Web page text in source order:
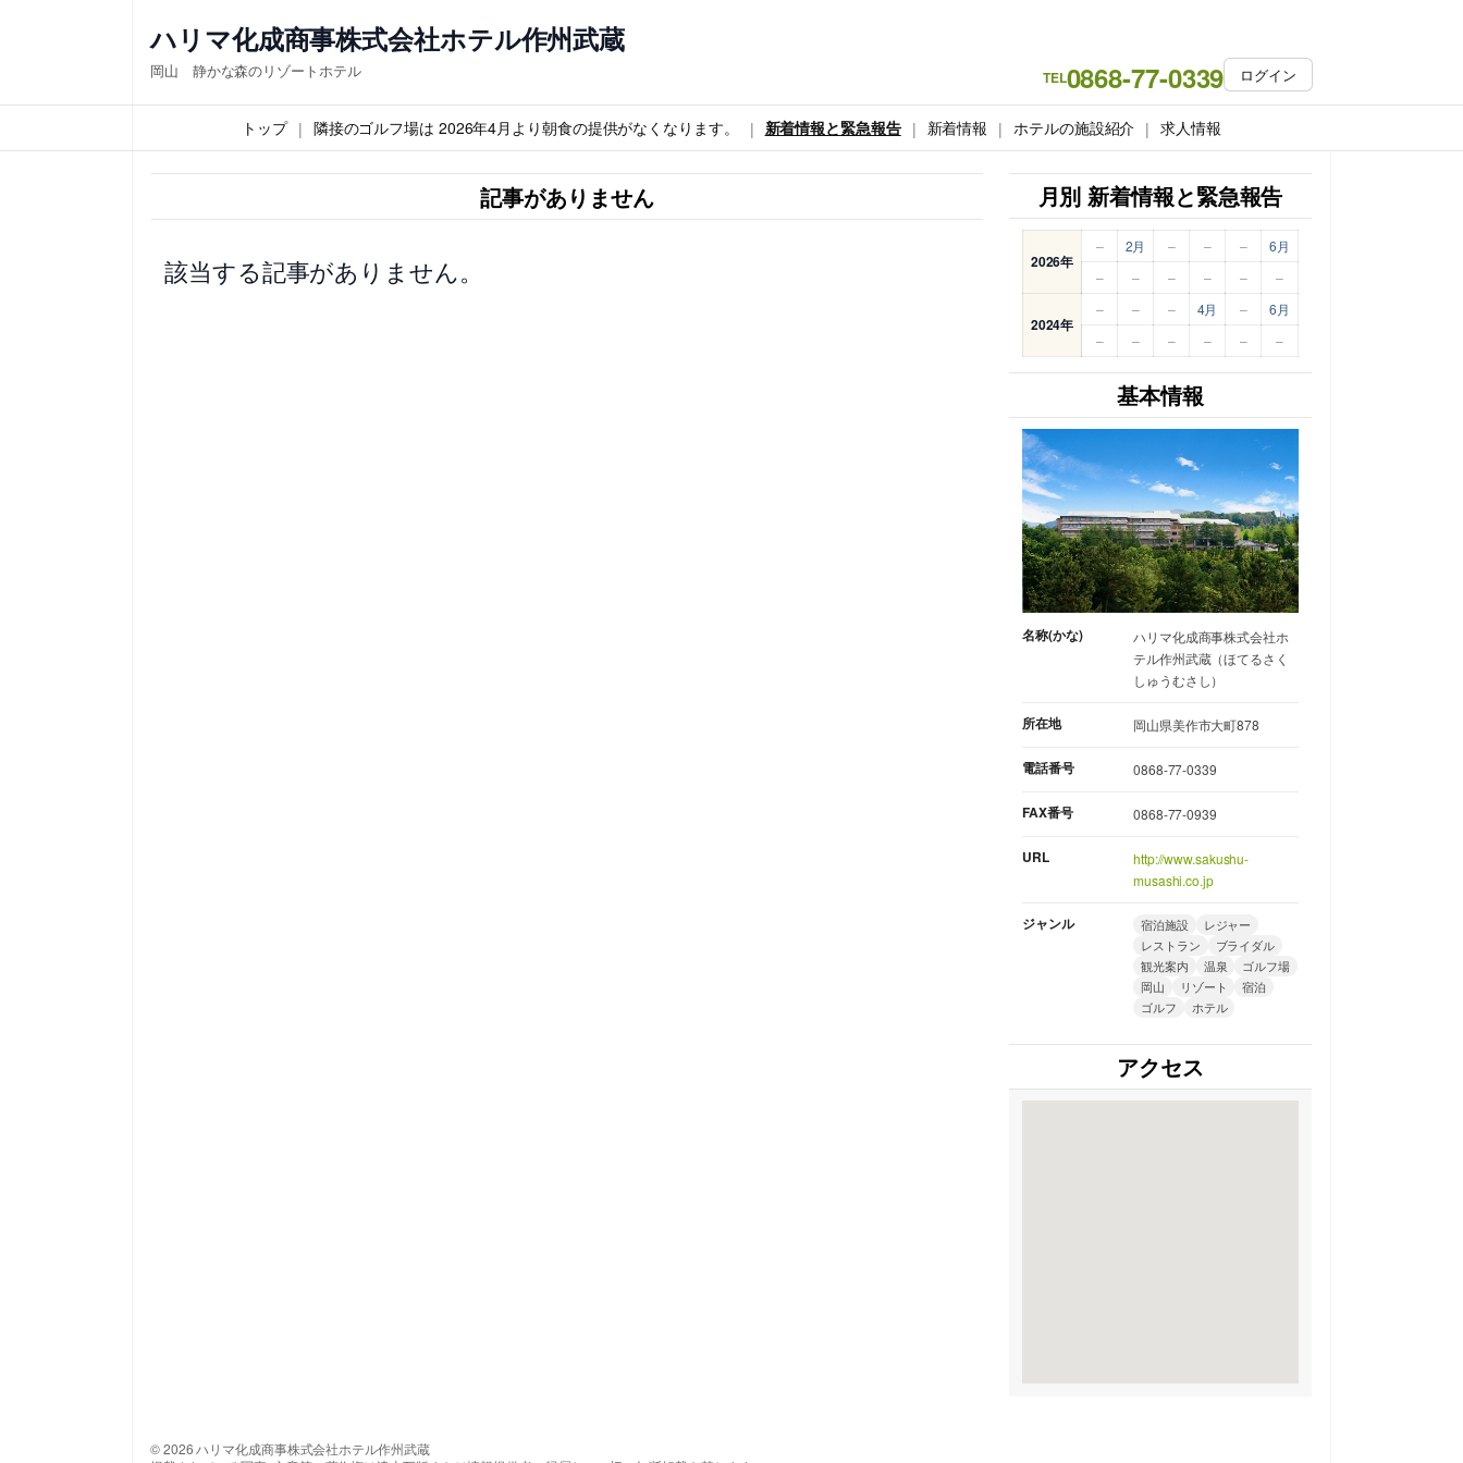
ス
キ
ハリマ化成商事株式会社ホテル作州武蔵
岡山 静かな森のリゾートホテル TEL0868-77-0339 ログイン
トップ 隣接のゴルフ場は 2026年4月より朝食の提供がなくなります。 新着情報と緊急報告 新着情報 ホテルの施設紹介 求人情報
記事がありません
該当する記事がありません。
月別 新着情報と緊急報告
2026年
– 2月 – – –
6月
–
– – – – –
2024年
– – – 4月 –
6月
–
– – – – –
基本情報
名称(かな)
ハリマ化成商事株式会社ホ
テル作州武蔵（ほてるさく
しゅうむさし）
所在地 岡山県美作市大町878
電話番号 0868-77-0339
FAX番号 0868-77-0939
URL
http://www.sakushu-
musashi.co.jp
ジャンル 宿泊施設
レジャー
レストラン
ブライダル
観光案内
温泉
ゴルフ場
岡山
リゾート
宿泊
ゴルフ
ホテル
アクセス
© 2026 ハリマ化成商事株式会社ホテル作州武蔵